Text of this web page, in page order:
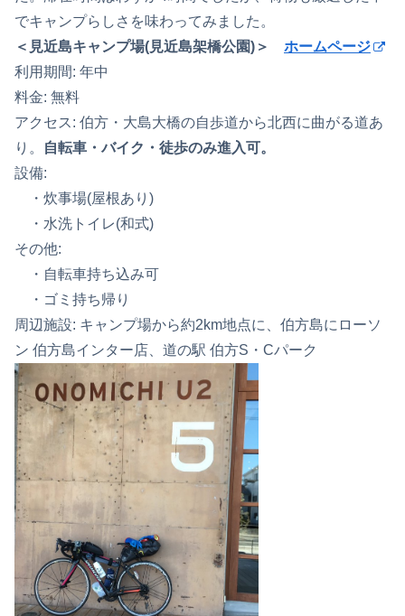
でキャンプらしさを味わってみました。
＜見近島キャンプ場(見近島架橋公園)＞ ホームページ
利用期間: 年中
料金: 無料
アクセス: 伯方・大島大橋の自歩道から北西に曲がる道あ
り。
自転車・バイク・徒歩のみ進入可。
設備:
・炊事場(屋根あり)
・水洗トイレ(和式)
その他:
・自転車持ち込み可
・ゴミ持ち帰り
周辺施設: キャンプ場から約2km地点に、伯方島にローソ
ン 伯方島インター店、道の駅 伯方S・Cパーク